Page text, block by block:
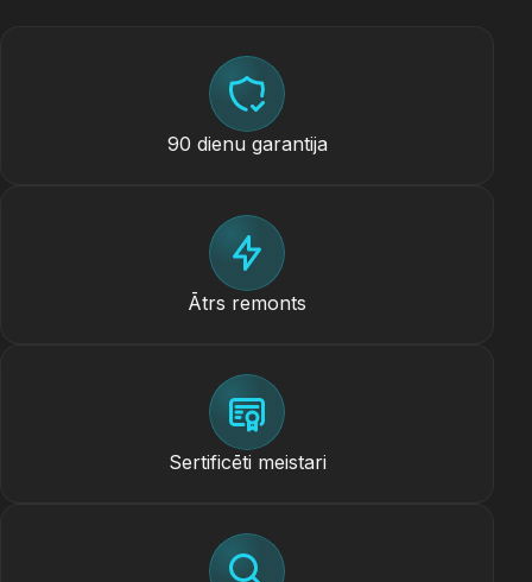
90 dienu garantija
Ātrs remonts
Sertificēti meistari